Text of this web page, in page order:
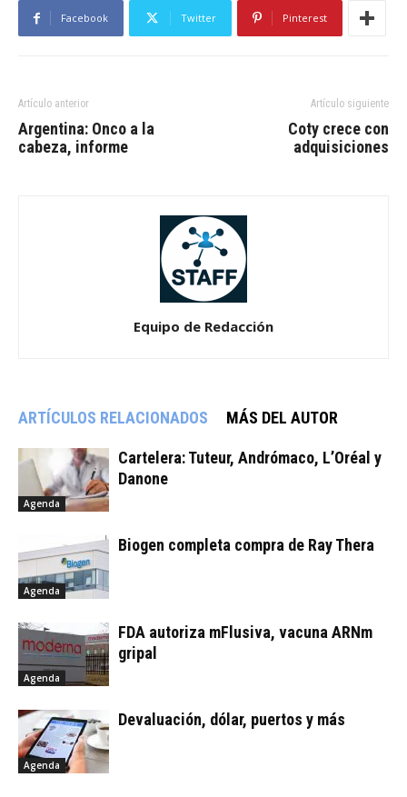
Facebook Twitter Pinterest
Artículo anterior
Argentina: Onco a la
cabeza, informe
Artículo siguiente
Coty crece con
adquisiciones
Equipo de Redacción
ARTÍCULOS RELACIONADOS MÁS DEL AUTOR
Agenda
Cartelera: Tuteur, Andrómaco, L’Oréal y
Danone
Agenda
Biogen completa compra de Ray Thera
Agenda
FDA autoriza mFlusiva, vacuna ARNm
gripal
Agenda
Devaluación, dólar, puertos y más